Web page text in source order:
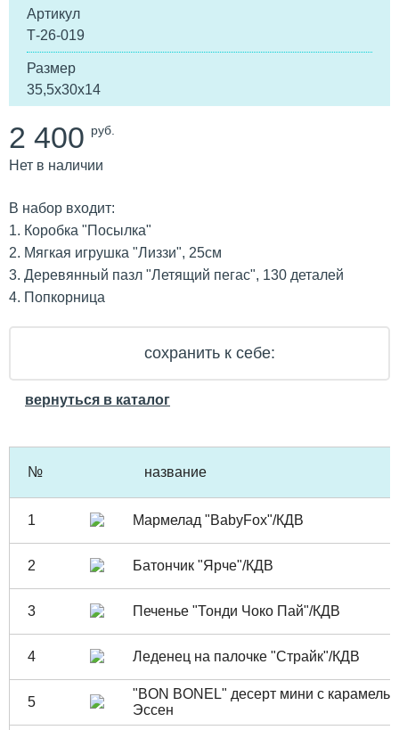
Артикул
Т-26-019
Размер
35,5х30х14
2 400 руб.
Нет в наличии
В набор входит:
1. Коробка "Посылка"
2. Мягкая игрушка "Лиззи", 25см
3. Деревянный пазл "Летящий пегас", 130 деталей
4. Попкорница
сохранить к себе:
вернуться в каталог
№ название
1 Мармелад "BabyFox"/КДВ
2 Батончик "Ярче"/КДВ
3 Печенье "Тонди Чоко Пай"/КДВ
4 Леденец на палочке "Страйк"/КДВ
5
"BON BONEL" десерт мини с
Эссен